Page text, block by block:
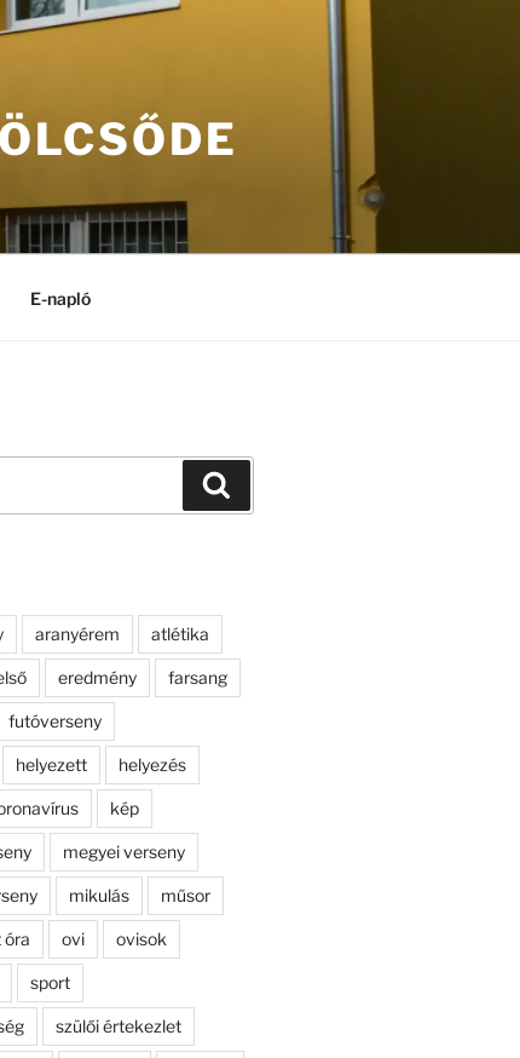
E-napló
aranyérem atlétika
eredmény farsang
futóverseny
helyezett helyezés
kép
megyei verseny
mikulás műsor
óra ovi ovisok
sport
szülői értekezlet